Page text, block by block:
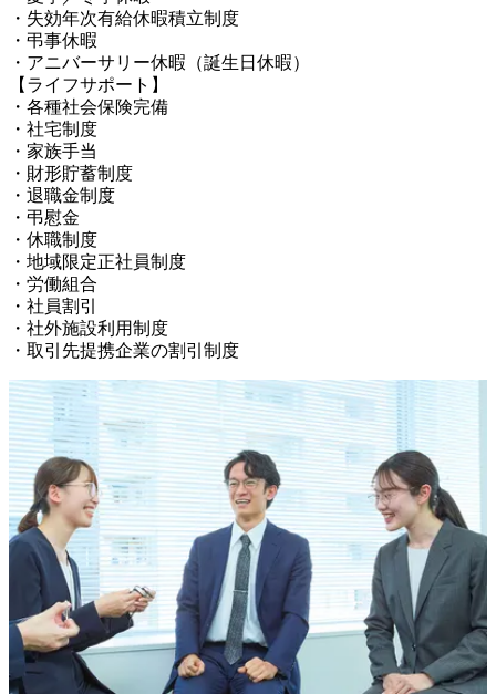
・失効年次有給休暇積立制度
・弔事休暇
・アニバーサリー休暇（誕生日休暇）
【ライフサポート】
・各種社会保険完備
・社宅制度
・家族手当
・財形貯蓄制度
・退職金制度
・弔慰金
・休職制度
・地域限定正社員制度
・労働組合
・社員割引
・社外施設利用制度
・取引先提携企業の割引制度